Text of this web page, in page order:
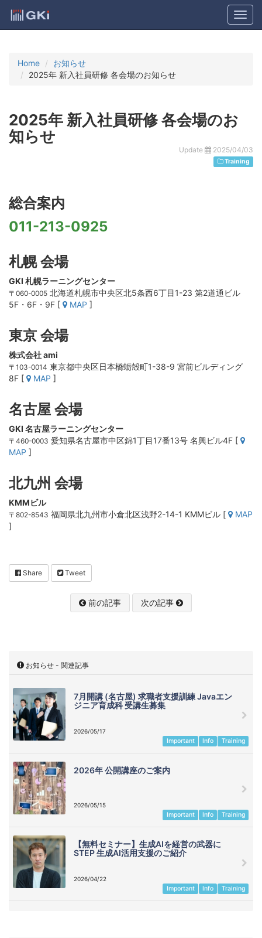
Home
お知らせ
2025年 新入社員研修 各会場のお知らせ
2025年 新入社員研修 各会場のお
知らせ
Update 2025/04/03
Training
総合案内
011-213-0925
札幌 会場
GKI 札幌ラーニングセンター
〒060-0005 北海道札幌市中央区北5条西6丁目1-23 第2道通ビル
5F・6F・9F [
MAP ]
東京 会場
株式会社 ami
〒103-0014 東京都中央区日本橋蛎殻町1-38-9 宮前ビルディング
8F [
MAP ]
名古屋 会場
GKI 名古屋ラーニングセンター
〒460-0003 愛知県名古屋市中区錦1丁目17番13号 名興ビル4F [
MAP ]
北九州 会場
KMMビル
〒802-8543 福岡県北九州市小倉北区浅野2-14-1 KMMビル [
MAP
]
Share Tweet
前の記事 次の記事
お知らせ - 関連記事
7月開講 (名古屋) 求職者支援訓練 Javaエン
ジニア育成科 受講生募集
2026/05/17
Important Info Training
2026年 公開講座のご案内
2026/05/15
Important Info Training
【無料セミナー】生成AIを経営の武器に
STEP 生成AI活用支援のご紹介
2026/04/22
Important Info Training